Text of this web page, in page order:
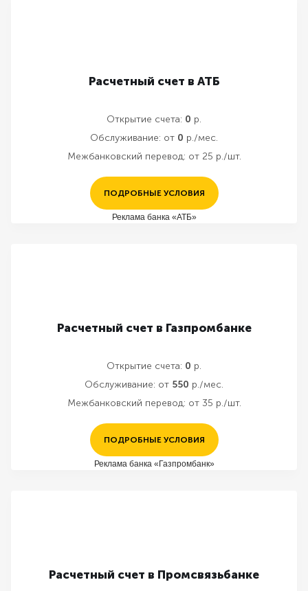
Расчетный счет в АТБ
Открытие счета: 0 р.
Обслуживание: от 0 р./мес.
Межбанковский перевод: от 25 р./шт.
ПОДРОБНЫЕ УСЛОВИЯ
Реклама банка «АТБ»
Расчетный счет в Газпромбанке
Открытие счета: 0 р.
Обслуживание: от 550 р./мес.
Межбанковский перевод: от 35 р./шт.
ПОДРОБНЫЕ УСЛОВИЯ
Реклама банка «Газпромбанк»
Расчетный счет в Промсвязьбанке